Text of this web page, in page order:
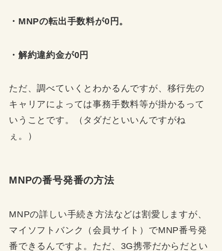
・MNPの転出手数料が0円。
・解約違約金が0円
ただ、調べていくとわかるんですが、移行先の
キャリアによっては事務手数料等が掛かるって
いうことです。（タダだといいんですがね
ぇ。）
MNPの番号発番の方法
MNPの詳しい手続き方法などは割愛しますが、
マイソフトバンク（会員サイト）でMNP番号発
番できるんですよ。ただ、3G携帯だからだとい